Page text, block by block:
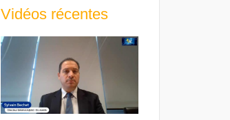
Vidéos récentes